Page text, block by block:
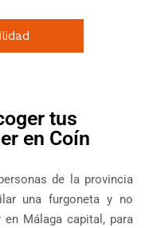
tus
en Coín
de la provincia
una furgoneta y no
Málaga capital, para